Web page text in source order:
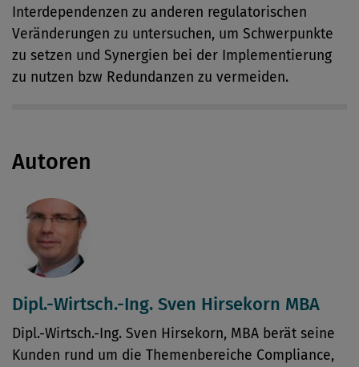
Interdependenzen zu anderen regulatorischen
Veränderungen zu untersuchen, um Schwerpunkte
zu setzen und Synergien bei der Implementierung
zu nutzen bzw Redundanzen zu vermeiden.
Autoren
Dipl.-Wirtsch.-Ing. Sven Hirsekorn MBA
Dipl.-Wirtsch.-Ing. Sven Hirsekorn, MBA berät seine
Kunden rund um die Themenbereiche Compliance,